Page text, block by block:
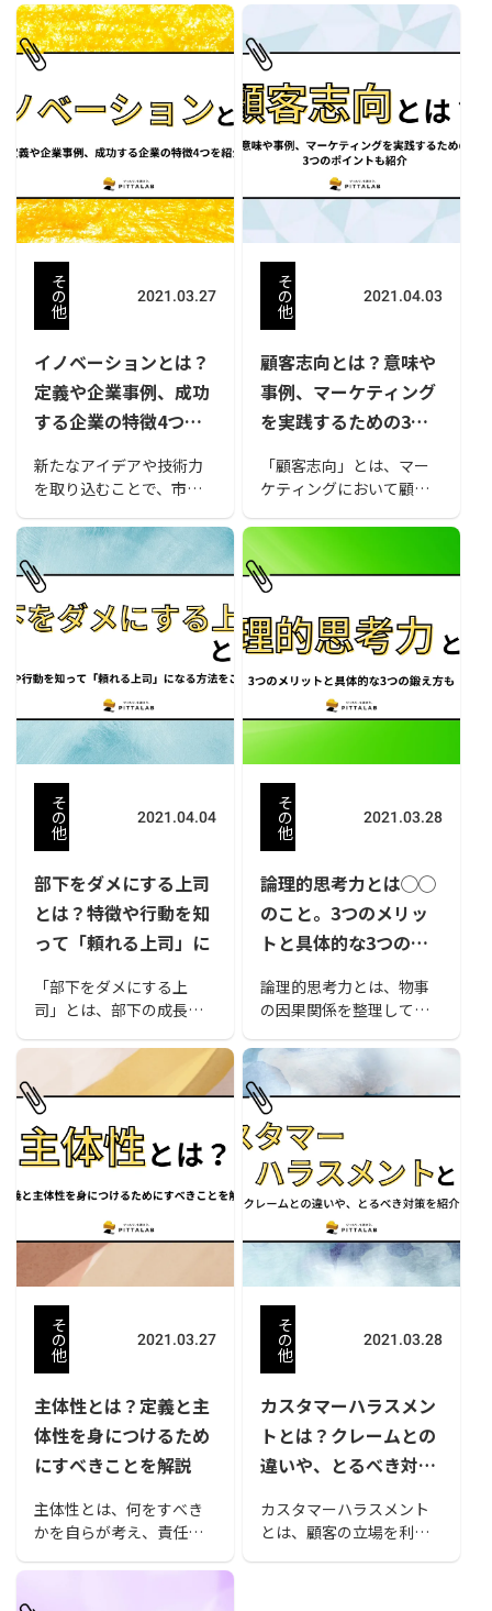
間として優れているイメ
ージを与える言葉です
が、「人間としての力が
のようなことを指してい
るのでしょうか。人間力
が高いと評価される人に
はどのような特徴がある
のか、また、人間力を養
い習得する方法について
見ていきましょう。
ん。自分の利益だけを考
えて行動すると、不利益
な結果を招くという理論
です。本記事では、価格
競争などにみられる囚人
のジレンマとはどのよう
な意味なのか具体例を交
えて解説し、回避策を紹
介します。
そ
の
他
2021.03.27
イノベーションとは？
定義や企業事例、成功
する企業の特徴4つを
新たなアイデアや技術力
を取り込むことで、市場
える「イノベーション
（innovation）」は、企
業の成長やビジネスの成
功において必要不可欠な
概念です。今回は「イノ
テーマで、その概要や有
名な提唱者の定義、企業
の成功事例などについて
解説していきます。
そ
の
他
2021.04.03
顧客志向とは？意味や
事例、マーケティング
を実践するための3つ
「顧客志向」とは、マー
ケティングにおいて顧客
重視する考え方のことで
す。ただし、顧客に言わ
れるがままのマーケティ
は、顧客志向の意味やマ
ーケティングを行う上で
の注意点、実際の事例や
企業が実践する上で重要
となるポイントを説明し
ます。
そ
の
他
2021.04.04
部下をダメにする上司
とは？特徴や行動を知
って「頼れる上司」に
「部下をダメにする上
司」とは、部下の成長を
の低下を招いたりと悪影
響を与える上司のことで
す。優秀な人材を育成す
るためには、部下に愛情
を持ち、適切な指導がで
きる頼れる上司の存在が
必要不可欠でしょう。今
回は「部下をダメにする
上司」というテーマで、
その行動や口癖にみられ
る特徴、頼れる上司にな
るためのポイントなどに
ついて説明します。
そ
の
他
2021.03.28
論理的思考力とは◯◯
のこと。3つのメリッ
トと具体的な3つの鍛
論理的思考力とは、物事
の因果関係を整理して考
み合う問題を整理して解
決に導く思考力で、身に
つければ業務を効率よく
こなせます。本記事で
は、論理的思考力がもた
らすメリットや効果的な
鍛え方について紹介して
います。また、あわせて
論理的思考力を鍛える際
におすすめの本も紹介し
ているので、参考にして
みてください。
そ
の
他
2021.03.27
主体性とは？定義と主
体性を身につけるため
にすべきことを解説
主体性とは、何をすべき
かを自らが考え、責任を
資質のことです。社員採
そ
の
他
2021.03.28
カスタマーハラスメン
トとは？クレームとの
違いや、とるべき対策
カスタマーハラスメント
とは、顧客の立場を利用